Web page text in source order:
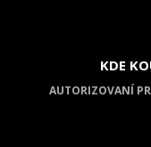
KDE
AUTORIZOVANÍ